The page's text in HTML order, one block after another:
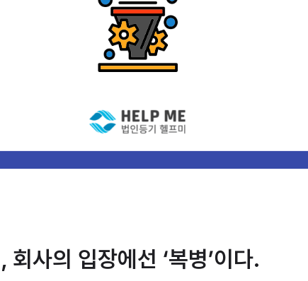
회사의 입장에선 ‘복병’이다.